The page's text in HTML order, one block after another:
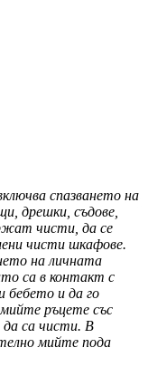
спазването на
дрешки, съдове,
чисти, да се
чисти шкафове.
на личната
са в контакт с
бебето и да го
ръцете със
да са чисти. В
мийте пода